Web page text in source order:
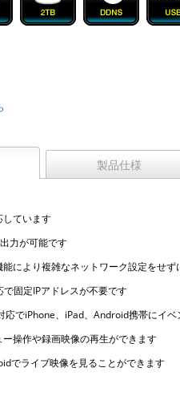
製品仕様
しています
力が可能です
により複雑なネットワーク設定をせ
固定IPアドレスが不要です
応でiPhone、iPad、Android携帯にイ
操作や録画映像の再生ができます
でライブ映像を見ることができます